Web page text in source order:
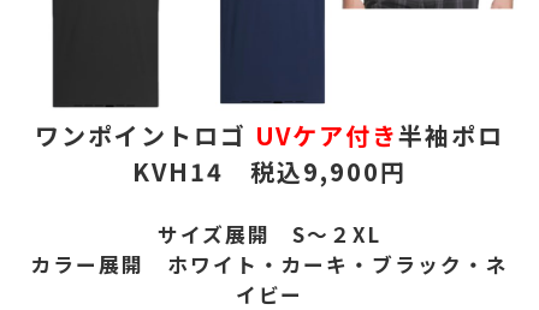
ワンポイントロゴ UVケア付き半袖ポロ
KVH14 税込9,900円
サイズ展開 S～２XL
カラー展開 ホワイト・カーキ・ブラック・ネ
イビー